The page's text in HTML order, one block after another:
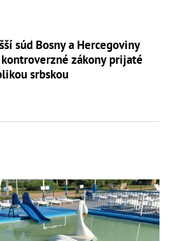
súd Bosny a Hercegoviny
zákony prijaté
srbskou